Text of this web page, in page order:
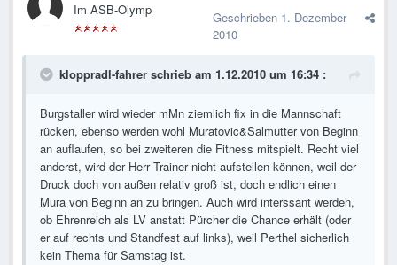
Im ASB-Olymp Geschrieben 1. Dezember
2010
kloppradl-fahrer schrieb am 1.12.2010 um 16:34 :
Burgstaller wird wieder mMn ziemlich fix in die Mannschaft
rücken, ebenso werden wohl Muratovic&Salmutter von Beginn
an auflaufen, so bei zweiteren die Fitness mitspielt. Recht viel
anderst, wird der Herr Trainer nicht aufstellen können, weil der
Druck doch von außen relativ groß ist, doch endlich einen
Mura von Beginn an zu bringen. Auch wird interssant werden,
ob Ehrenreich als LV anstatt Pürcher die Chance erhält (oder
er auf rechts und Standfest auf links), weil Perthel sicherlich
kein Thema für Samstag ist.